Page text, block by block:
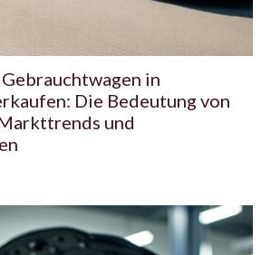
in
Die Bedeutung von
und